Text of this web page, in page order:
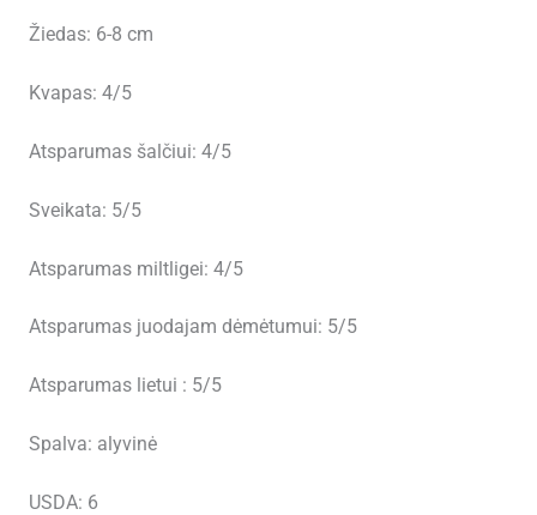
Žiedas: 6-8 cm
Kvapas: 4/5
Atsparumas šalčiui: 4/5
Sveikata: 5/5
Atsparumas miltligei: 4/5
Atsparumas juodajam dėmėtumui: 5/5
Atsparumas lietui : 5/5
Spalva: alyvinė
USDA: 6